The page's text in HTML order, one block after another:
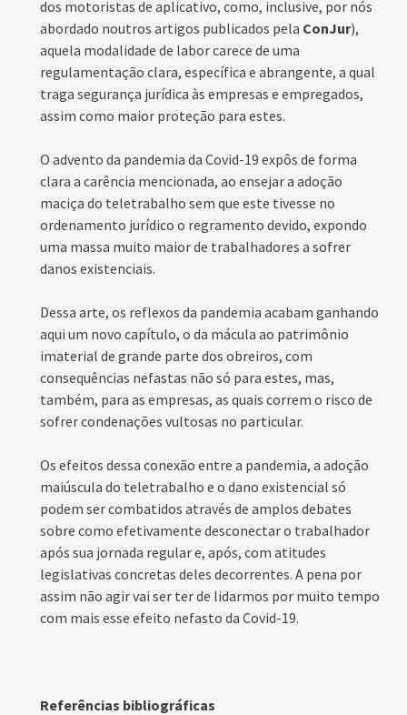
dos motoristas de aplicativo, como, inclusive, por nós
abordado noutros artigos publicados pela ConJur),
aquela modalidade de labor carece de uma
regulamentação clara, específica e abrangente, a qual
traga segurança jurídica às empresas e empregados,
assim como maior proteção para estes.
O advento da pandemia da Covid-19 expôs de forma
clara a carência mencionada, ao ensejar a adoção
maciça do teletrabalho sem que este tivesse no
ordenamento jurídico o regramento devido, expondo
uma massa muito maior de trabalhadores a sofrer
danos existenciais.
Dessa arte, os reflexos da pandemia acabam ganhando
aqui um novo capítulo, o da mácula ao patrimônio
imaterial de grande parte dos obreiros, com
consequências nefastas não só para estes, mas,
também, para as empresas, as quais correm o risco de
sofrer condenações vultosas no particular.
Os efeitos dessa conexão entre a pandemia, a adoção
maiúscula do teletrabalho e o dano existencial só
podem ser combatidos através de amplos debates
sobre como efetivamente desconectar o trabalhador
após sua jornada regular e, após, com atitudes
legislativas concretas deles decorrentes. A pena por
assim não agir vai ser ter de lidarmos por muito tempo
com mais esse efeito nefasto da Covid-19.
Referências bibliográficas